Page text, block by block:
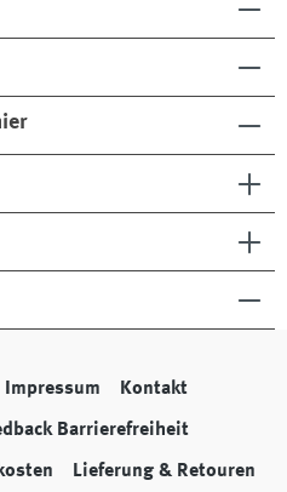
Impressum Kontakt
Barrierefreiheit
Lieferung & Retouren